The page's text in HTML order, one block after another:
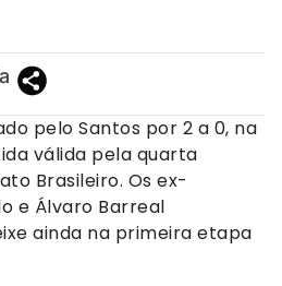
pelo Santos por 2 a 0, na
válida pela quarta
Brasileiro. Os ex-
e Álvaro Barreal
ainda na primeira etapa